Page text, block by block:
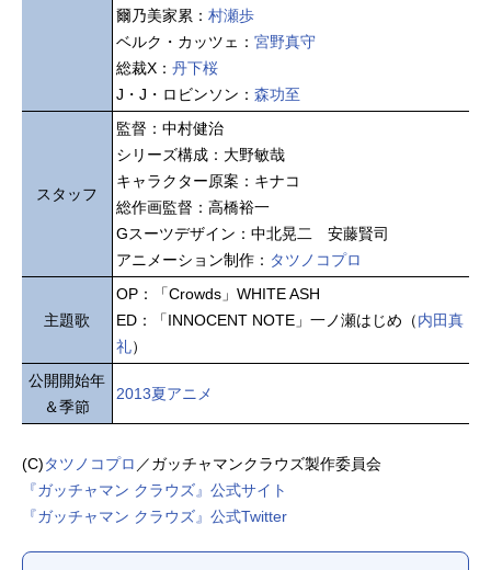
爾乃美家累： 村瀬歩
ベルク・カッツェ： 宮野真守
総裁X： 丹下桜
J・J・ロビンソン： 森功至
スタッフ
監督：中村健治
シリーズ構成：大野敏哉
キャラクター原案：キナコ
総作画監督：高橋裕一
Gスーツデザイン：中北晃二 安藤賢司
アニメーション制作： タツノコプロ
主題歌
OP：「Crowds」WHITE ASH
ED：「INNOCENT NOTE」一ノ瀬はじめ（内田真
礼）
公開開始年
＆季節
2013夏アニメ
(C)タツノコプロ ／ガッチャマンクラウズ製作委員会
『ガッチャマン クラウズ』公式サイト
『ガッチャマン クラウズ』公式Twitter